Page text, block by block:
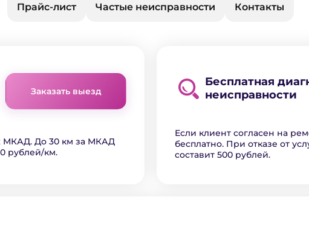
Прайс-лист Частые неисправности Контакты
Заказать выезд
МКАД. До 30 км за МКАД
рублей/км.
Бесплатная
неисправности
Если клиент согласен на
бесплатно. При отказе от
составит 500 рублей.